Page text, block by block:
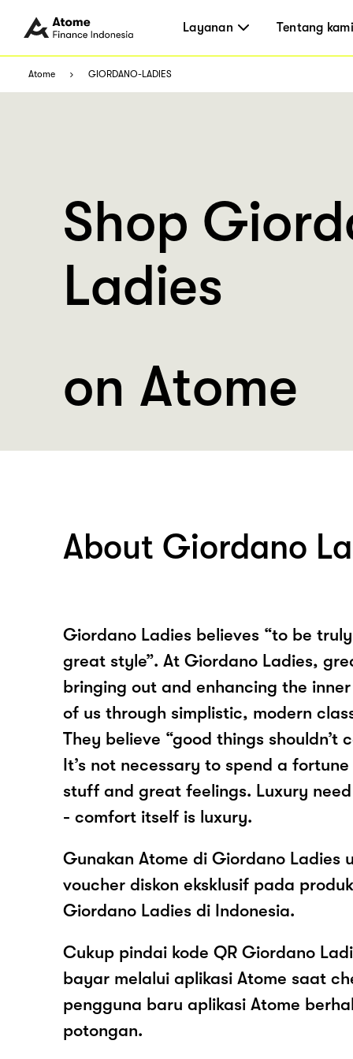
Layanan Tentang kami
Atome GIORDANO-LADIES
Shop
Ladies
on Atome
About Giordano
Giordano Ladies believes “to be
great style”. At Giordano Ladies,
bringing out and enhancing the
of us through simplistic, modern
They believe “good things shouldn’t
It’s not necessary to spend a
stuff and great feelings. Luxury
- comfort itself is luxury.
Gunakan Atome di Giordano Ladies
voucher diskon eksklusif pada
Giordano Ladies di Indonesia.
Cukup pindai kode QR Giordano
bayar melalui aplikasi Atome saat
pengguna baru aplikasi Atome
potongan.